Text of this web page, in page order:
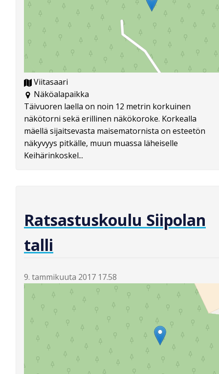
Viitasaari
Näköalapaikka
Täivuoren laella on noin 12 metrin korkuinen
näkötorni sekä erillinen näkökoroke. Korkealla
mäellä sijaitsevasta maisematornista on esteetön
näkyvyys pitkälle, muun muassa läheiselle
Keihärinkoskel...
Ratsastuskoulu Siipolan
talli
9. tammikuuta 2017 17.58